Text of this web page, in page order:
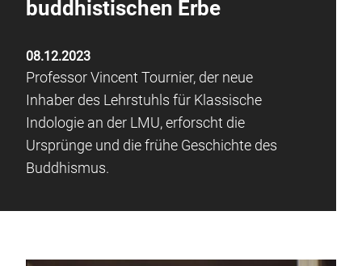
buddhistischen Erbe
08.12.2023
Professor Vincent Tournier, der neue
Inhaber des Lehrstuhls für Klassische
Indologie an der LMU, erforscht die
Ursprünge und die frühe Geschichte des
Buddhismus.